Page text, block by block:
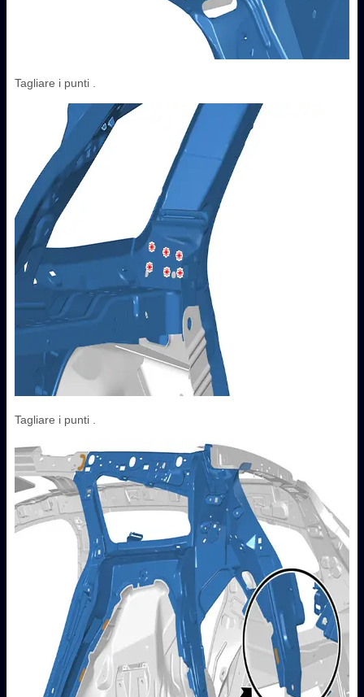
Tagliare i punti .
Tagliare i punti .